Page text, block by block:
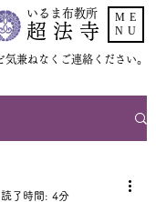
いるま布教所
超 法 寺
兼ねなくご連絡ください。
ME
NU
読了時間: 4分